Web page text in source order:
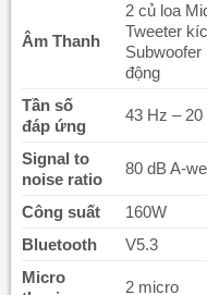
Âm Thanh
2 củ loa
Tweeter
động
Tần số
đáp ứng
43 Hz –
Signal to
noise ratio
80 dB A-
Công suất
160W
Bluetooth
V5.3
Micro
2 micro